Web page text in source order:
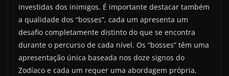
investidas dos inimigos. É importante destacar também
a qualidade dos “bosses”, cada um apresenta um
desafio completamente distinto do que se encontra
durante o percurso de cada nível. Os “bosses” têm uma
apresentação única baseada nos doze signos do
Zodíaco e cada um requer uma abordagem própria,